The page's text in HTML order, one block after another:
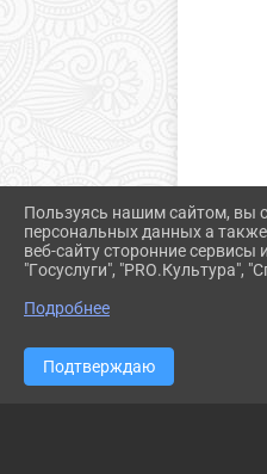
Пользуясь нашим сайтом, вы
персональных данных а
веб-сайту сторонние
"Госуслуги", "PRO.Культура",
Подробнее
Подтверждаю